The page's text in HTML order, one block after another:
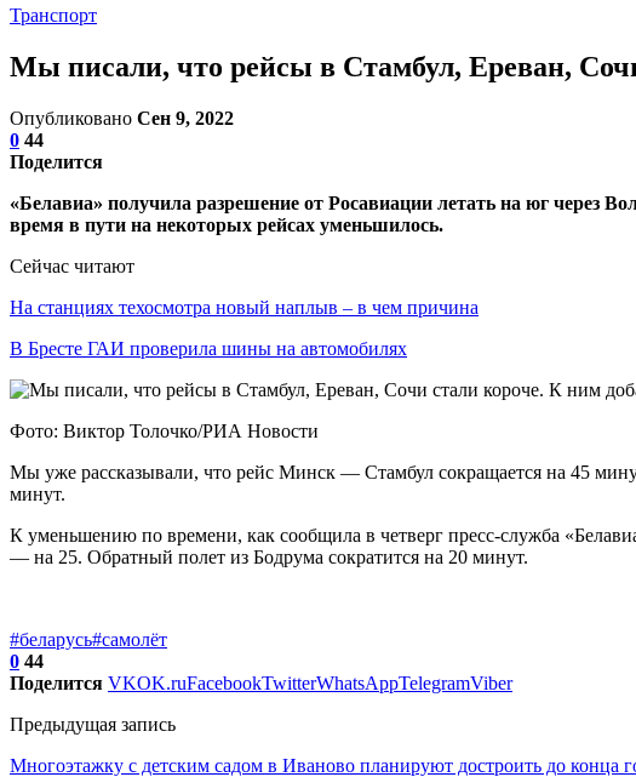
Транспорт
Мы писали, что рейсы в Стамбул, Ереван,
Опубликовано Сен 9, 2022
0 44
Поделится
«Белавиа» получила разрешение от Росавиации летать на юг через
время в пути на некоторых рейсах уменьшилось.
Сейчас читают
На станциях техосмотра новый наплыв – в чем причина
В Бресте ГАИ проверила шины на автомобилях
Фото: Виктор Толочко/РИА Новости
Мы уже рассказывали, что рейс Минск — Стамбул сокращается на 45
минут.
К уменьшению по времени, как сообщила в четверг пресс-служба
— на 25. Обратный полет из Бодрума сократится на 20 минут.
#беларусь#самолёт
0 44
Поделится VKOK.ruFacebookTwitterWhatsAppTelegramViber
Предыдущая запись
Многоэтажку с детским садом в Иваново планируют достроить до конца